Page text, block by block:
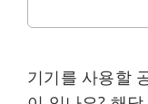
기기를 사용할